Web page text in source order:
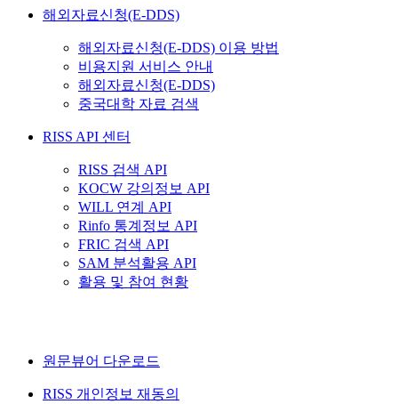
해외자료신청(E-DDS)
해외자료신청(E-DDS) 이용 방법
비용지원 서비스 안내
해외자료신청(E-DDS)
중국대학 자료 검색
RISS API 센터
RISS 검색 API
KOCW 강의정보 API
WILL 연계 API
Rinfo 통계정보 API
FRIC 검색 API
SAM 분석활용 API
활용 및 참여 현황
원문뷰어 다운로드
RISS 개인정보 재동의